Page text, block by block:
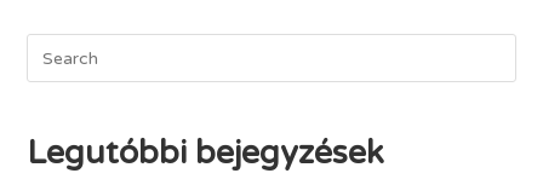
Legutóbbi bejegyzések